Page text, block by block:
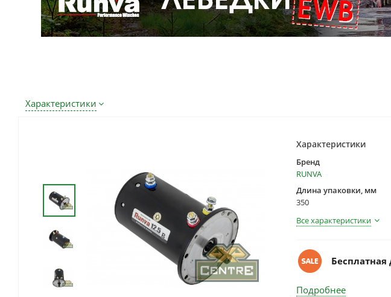
Характеристики
Характеристики
Бренд
RUNVA
Длина упаковки, мм
350
Все характеристики
Бесплатная
Подробнее